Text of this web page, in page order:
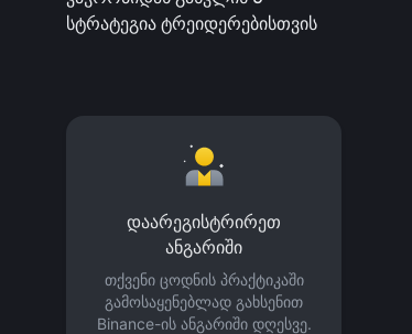
სტრატეგია ტრეიდერებისთვის
დაარეგისტრირეთ
ანგარიში
თქვენი ცოდნის პრაქტიკაში
გამოსაყენებლად გახსენით
Binance-ის ანგარიში დღესვე.